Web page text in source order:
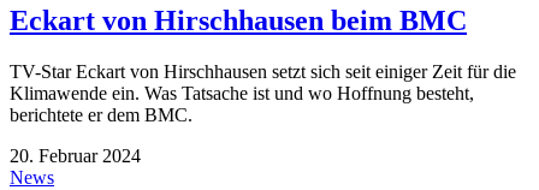
Eckart von Hirschhausen beim BMC
TV-Star Eckart von Hirschhausen setzt sich seit einiger Zeit für die
Klimawende ein. Was Tatsache ist und wo Hoffnung besteht,
berichtete er dem BMC.
20. Februar 2024
News